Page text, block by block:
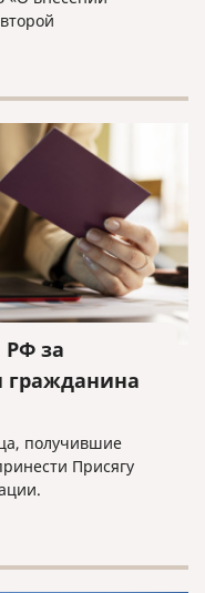
за
гражданина
получившие
Присягу